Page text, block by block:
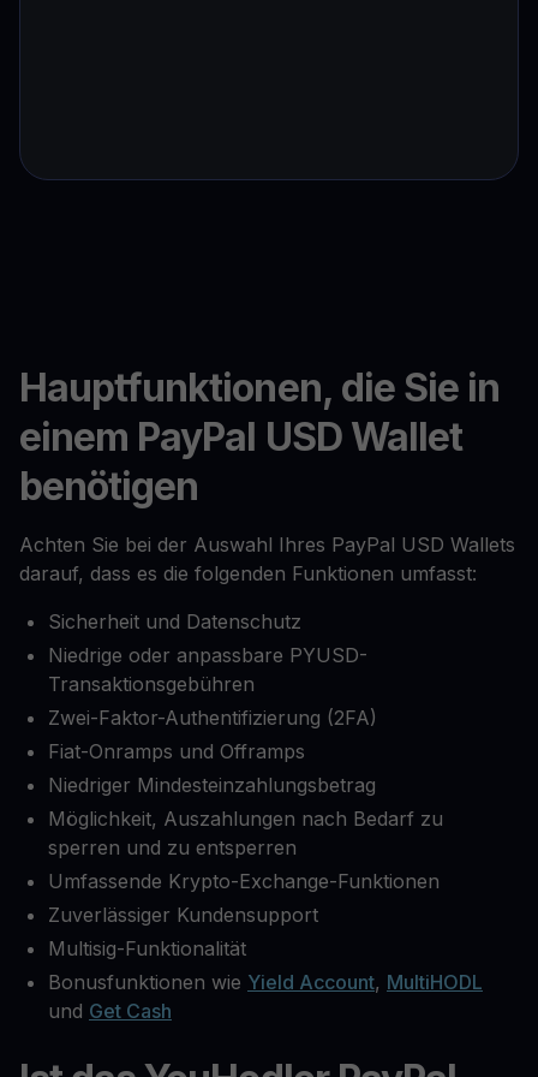
Hauptfunktionen, die Sie in
einem PayPal USD Wallet
benötigen
Achten Sie bei der Auswahl Ihres PayPal USD Wallets
darauf, dass es die folgenden Funktionen umfasst:
Sicherheit und Datenschutz
Niedrige oder anpassbare PYUSD-
Transaktionsgebühren
Zwei-Faktor-Authentifizierung (2FA)
Fiat-Onramps und Offramps
Niedriger Mindesteinzahlungsbetrag
Möglichkeit, Auszahlungen nach Bedarf zu
sperren und zu entsperren
Umfassende Krypto-Exchange-Funktionen
Zuverlässiger Kundensupport
Multisig-Funktionalität
Bonusfunktionen wie Yield Account, MultiHODL
und Get Cash